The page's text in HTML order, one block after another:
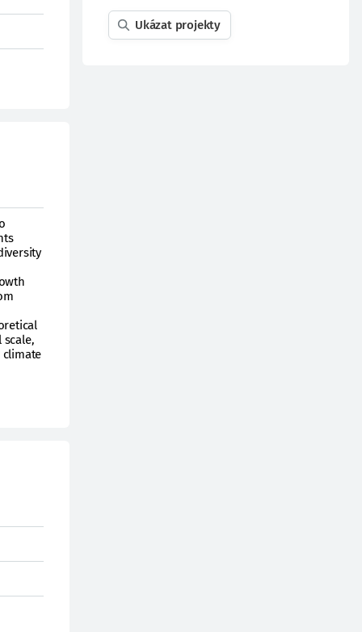
Ukázat projekty